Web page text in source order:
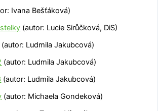
Ivana Bešťáková)
(autor: Lucie Sirůčková, DiS)
(autor: Ludmila Jakubcová)
(autor: Ludmila Jakubcová)
(autor: Ludmila Jakubcová)
(autor: Michaela Gondeková)